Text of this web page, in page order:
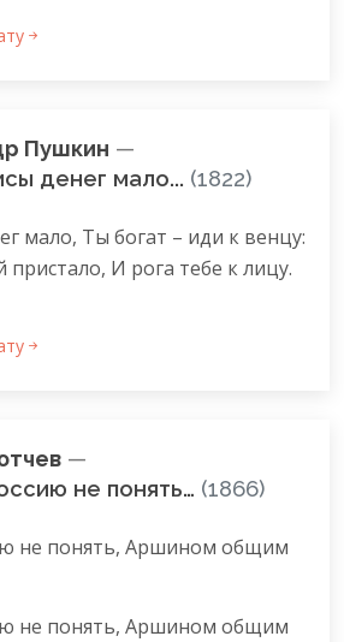
Пушкин —
денег мало... (1822)
мало, Ты богат – иди к венцу:
пристало, И рога тебе к лицу.
—
не понять… (1866)
не понять, Аршином общим
не понять, Аршином общим